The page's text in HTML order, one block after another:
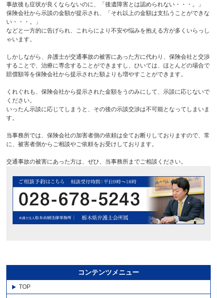
事故後も症状が良くならないのに、「後遺障害とは認められない・・・。」
保険会社から示談の金額が提示され、「それ以上の金額は支払うことができな
い・・・。」
などと一方的に告げられ、これらにより不安や悩みを抱える方が多くいらっし
ゃいます。
しかしながら、弁護士が交通事故の被害にあった方に代わり、保険会社と交渉
することで、治療に専念することができますし、ひいては、ほとんどの場合で
賠償額等を保険会社から提示された額よりも増やすことができます。
くれぐれも、保険会社から提示された金額をうのみにして、示談に応じないで
ください。
いったん示談に応じてしまうと、その後の示談交渉は不可能となってしまいま
す。
当事務所では、保険会社の加害者側の依頼は全てお断りしておりますので、常
に、被害者側からご相談やご依頼をお受けしております。
交通事故の被害にあった方は、ぜひ、当事務所までご相談ください。
コンテンツメニュー
TOP